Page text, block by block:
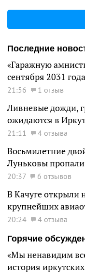
Последние
«Гаражную
сентября 2031 года
21:56 1 отзыв
Ливневые дожди,
ожидаются в
21:11 4 отзыва
Восьмилетние
Луньковы
20:37 6 отзывов
В Качуге открыли
крупнейших
20:24
4 отзыва
Горячие
«Мы ненавидим
история